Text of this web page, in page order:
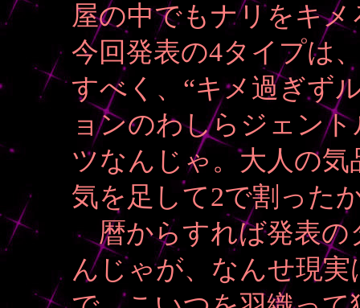
屋の中でもナリをキ
今回発表の4タイプは
すべく、“キメ過ぎず
ョンのわしらジェン
ツなんじゃ。大人の気
気を足して2で割った
暦からすれば発表の
んじゃが、なんせ現